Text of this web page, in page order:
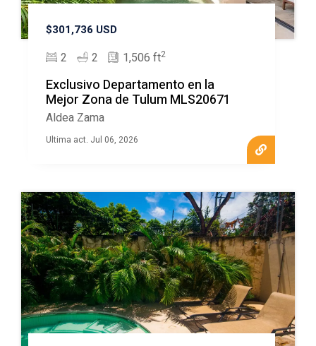
$301,736 USD
2 2 1,506 ft2
Exclusivo Departamento en la
Mejor Zona de Tulum MLS20671
Aldea Zama
Ultima act. Jul 06, 2026